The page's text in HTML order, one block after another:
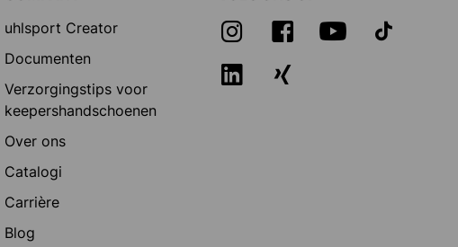
uhlsport Creator
Documenten
Verzorgingstips voor
keepershandschoenen
Over ons
Catalogi
Carrière
Blog